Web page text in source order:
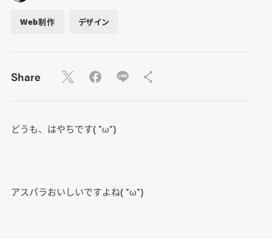
Web制作 デザイン
Share
どうも、はやちです( ˘ω˘)
アスパラおいしいですよね( ˘ω˘)